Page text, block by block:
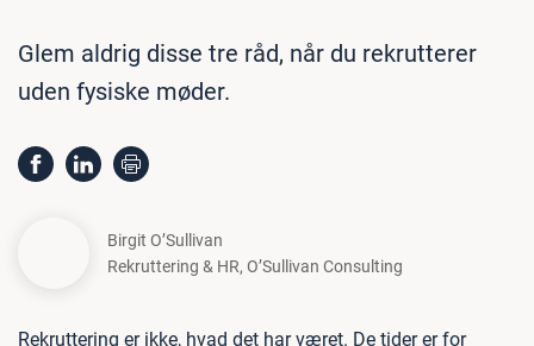
Glem aldrig disse tre råd, når du rekrutterer
uden fysiske møder.
Birgit O’Sullivan
Rekruttering & HR, O’Sullivan Consulting
Rekruttering er ikke, hvad det har været. De tider er for